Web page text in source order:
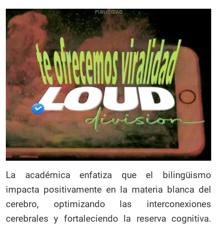
La académica enfatiza que el bilingüismo
impacta positivamente en la materia blanca del
cerebro, optimizando las interconexiones
cerebrales y fortaleciendo la reserva cognitiva.